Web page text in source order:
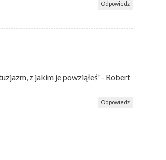
Odpowiedz
z jakim je powziąłeś' - Robert
Odpowiedz